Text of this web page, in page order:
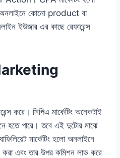
অনলাইনে কোনো product বা
ইউজার এর কাছে রেফারেন্স
করে। সিপিএ মার্কেটিং অনেকটাই
হতে পারে। তবে এই দুটোর মাঝে
মার্কেটিং হলো অনলাইনে
করা এবং তার উপর কমিশন লাভ করে